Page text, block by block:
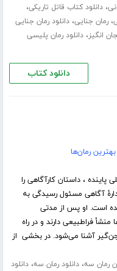
،دانلود کتاب قاتل تاریکی،
،رمان جنایی،دانلود رمان جنایی
انگیز،دانلود رمان پلیسی
دانلود کتاب
بهترین رمان‌ها
، داستان کارآگاهی را
آگاهی مسئول رسیدگی به
است. او پس از مدتی
فراطبیعی دارند و در راه
آشنا می‌شود. در بخشی از
رمان سه،دانلود رمان سه،دانلود